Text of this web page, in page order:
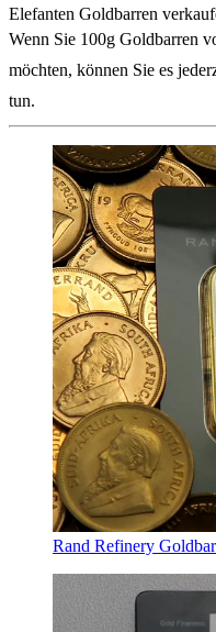
Elefanten Goldbarren
Wenn Sie 100g Goldbarren
möchten, können Sie es
tun.
Rand Refinery